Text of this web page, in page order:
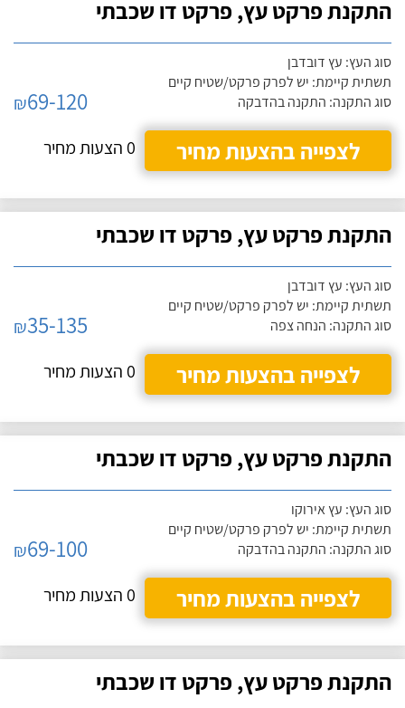
התקנת פרקט עץ, פרקט דו שכבתי
סוג העץ: עץ דובדבן
תשתית קיימת: יש לפרק פרקט/שטיח קיים
סוג התקנה: התקנה בהדבקה
₪69-120
לצפייה בהצעות מחיר
0 הצעות מחיר
התקנת פרקט עץ, פרקט דו שכבתי
סוג העץ: עץ דובדבן
תשתית קיימת: יש לפרק פרקט/שטיח קיים
סוג התקנה: הנחה צפה
₪35-135
לצפייה בהצעות מחיר
0 הצעות מחיר
התקנת פרקט עץ, פרקט דו שכבתי
סוג העץ: עץ אירוקו
תשתית קיימת: יש לפרק פרקט/שטיח קיים
סוג התקנה: התקנה בהדבקה
₪69-100
לצפייה בהצעות מחיר
0 הצעות מחיר
התקנת פרקט עץ, פרקט דו שכבתי